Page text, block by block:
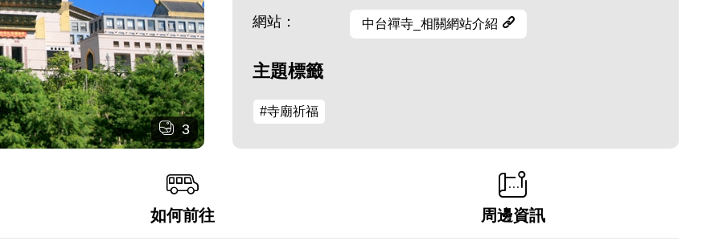
3
網站： 中台禪寺_相關網站介紹
主題標籤
#寺廟祈福
如何前往 周邊資訊